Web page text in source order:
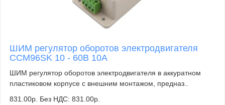
ШИМ регулятор оборотов электродвигателя
CCM96SK 10 - 60В 10А
ШИМ регулятор оборотов электродвигателя в аккуратном
пластиковом корпусе с внешним монтажом, предназ..
831.00р. Без НДС: 831.00р.